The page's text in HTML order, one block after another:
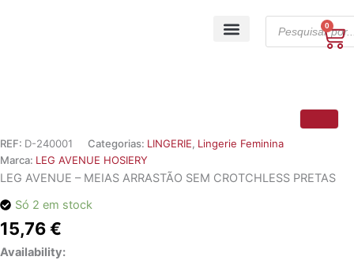
search
0
REF: D-240001 Categorias: LINGERIE, Lingerie Feminina
Marca: LEG AVENUE HOSIERY
LEG AVENUE – MEIAS ARRASTÃO SEM CROTCHLESS PRETAS
Só 2 em stock
15,76€
Availability:Quantidade